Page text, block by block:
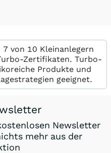
von 10 Kleinanlegern
Zertifikaten. Turbo-
Produkte und
geeignet.
Newsletter
mehr aus der